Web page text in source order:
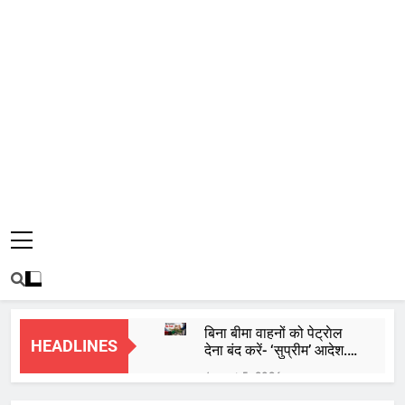
HEADLINES
बिना बीमा वाहनों को पेट्राेल
देना बंद करें- ‘सुप्रीम’ आदेश..
56% वाहन दौड़ रहे बिना
इंश्योरेंस के
August 5, 2026